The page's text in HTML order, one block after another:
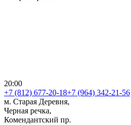
20:00
+7 (812) 677-20-18+7 (964) 342-21-56
м. Старая Деревня,
Черная речка,
Комендантский пр.